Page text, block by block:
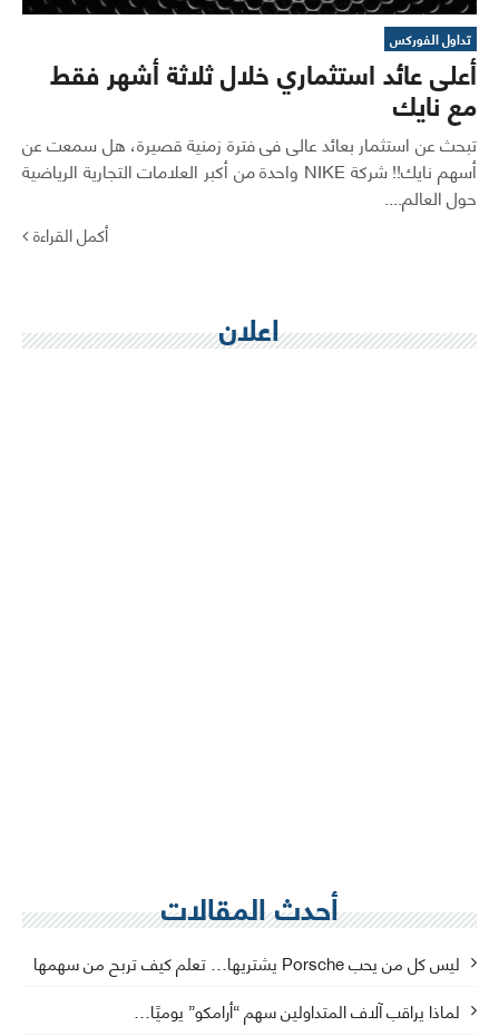
تداول الفوركس
أعلى عائد استثماري خلال ثلاثة أشهر فقط
مع نايك
تبحث عن استثمار بعائد عالى فى فترة زمنية قصيرة، هل سمعت عن
أسهم نايك!! شركة NIKE واحدة من أكبر العلامات التجارية الرياضية
حول العالم....
أكمل القراءة
اعلان
أحدث المقالات
ليس كل من يحب Porsche يشتريها… تعلم كيف تربح من سهمها
لماذا يراقب آلاف المتداولين سهم “أرامكو” يوميًا…